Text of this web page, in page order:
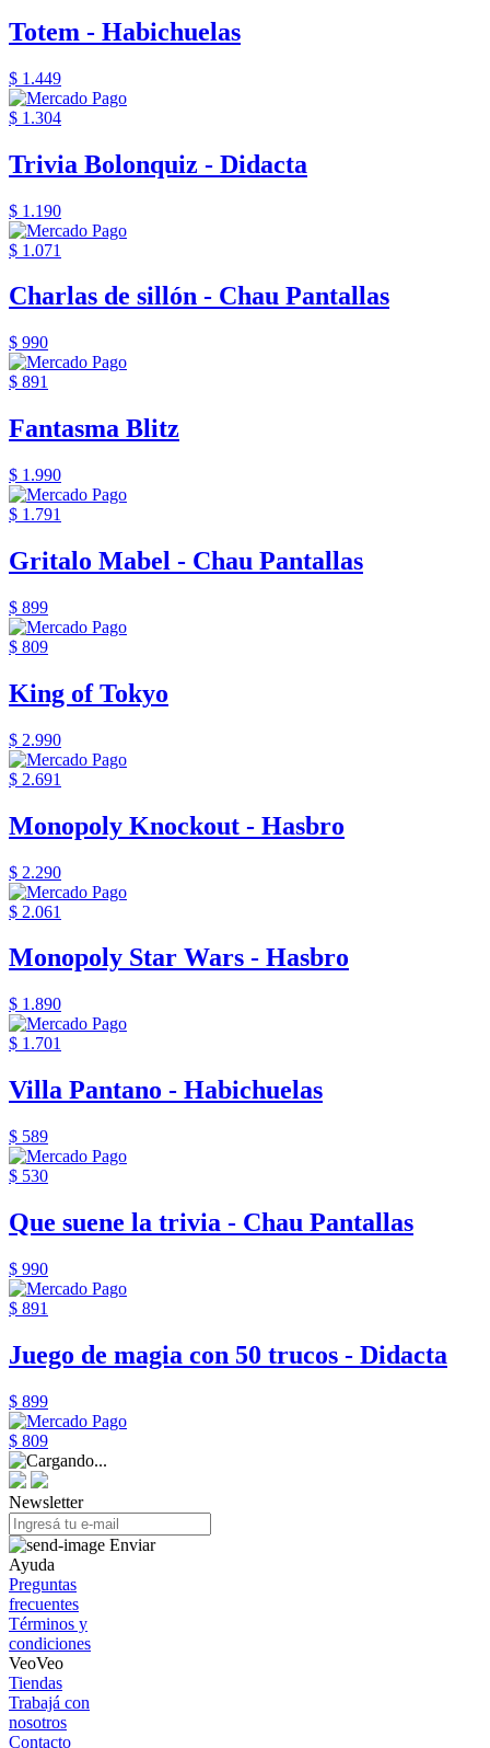
Totem - Habichuelas
$ 1.449
$ 1.304
Trivia Bolonquiz - Didacta
$ 1.190
$ 1.071
Charlas de sillón - Chau Pantallas
$ 990
$ 891
Fantasma Blitz
$ 1.990
$ 1.791
Gritalo Mabel - Chau Pantallas
$ 899
$ 809
King of Tokyo
$ 2.990
$ 2.691
Monopoly Knockout - Hasbro
$ 2.290
$ 2.061
Monopoly Star Wars - Hasbro
$ 1.890
$ 1.701
Villa Pantano - Habichuelas
$ 589
$ 530
Que suene la trivia - Chau Pantallas
$ 990
$ 891
Juego de magia con 50 trucos - Didacta
$ 899
$ 809
Newsletter
Enviar
Ayuda
Preguntas
frecuentes
Términos y
condiciones
VeoVeo
Tiendas
Trabajá con
nosotros
Contacto